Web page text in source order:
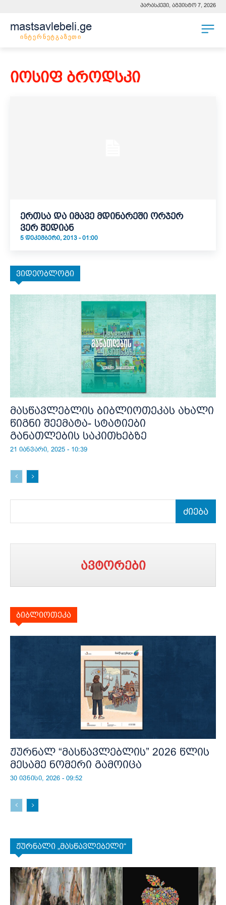
პარასკევი, აგვისტო 7, 2026
mastsavlebeli.ge
ინტერნეტგაზეთი
იოსიფ ბროდსკი
ერთსა და იმავე მდინარეში ორჯერ
ვერ შედიან
5 ᲓᲔᲙᲔᲛᲑᲔᲠᲘ, 2013 - 01:00
ვიდეობლოგი
მასწავლებლის ბიბლიოთეკას ახალი
წიგნი შეემატა- სტატიები
განათლების საკითხებზე
21 იანვარი, 2025 - 10:39
ძიება
ავტორები
ბიბლიოთეკა
ჟურნალ “მასწავლებლის” 2026 წლის
მესამე ნომერი გამოიცა
30 ივნისი, 2026 - 09:52
ჟურნალი „მასწავლებელი“